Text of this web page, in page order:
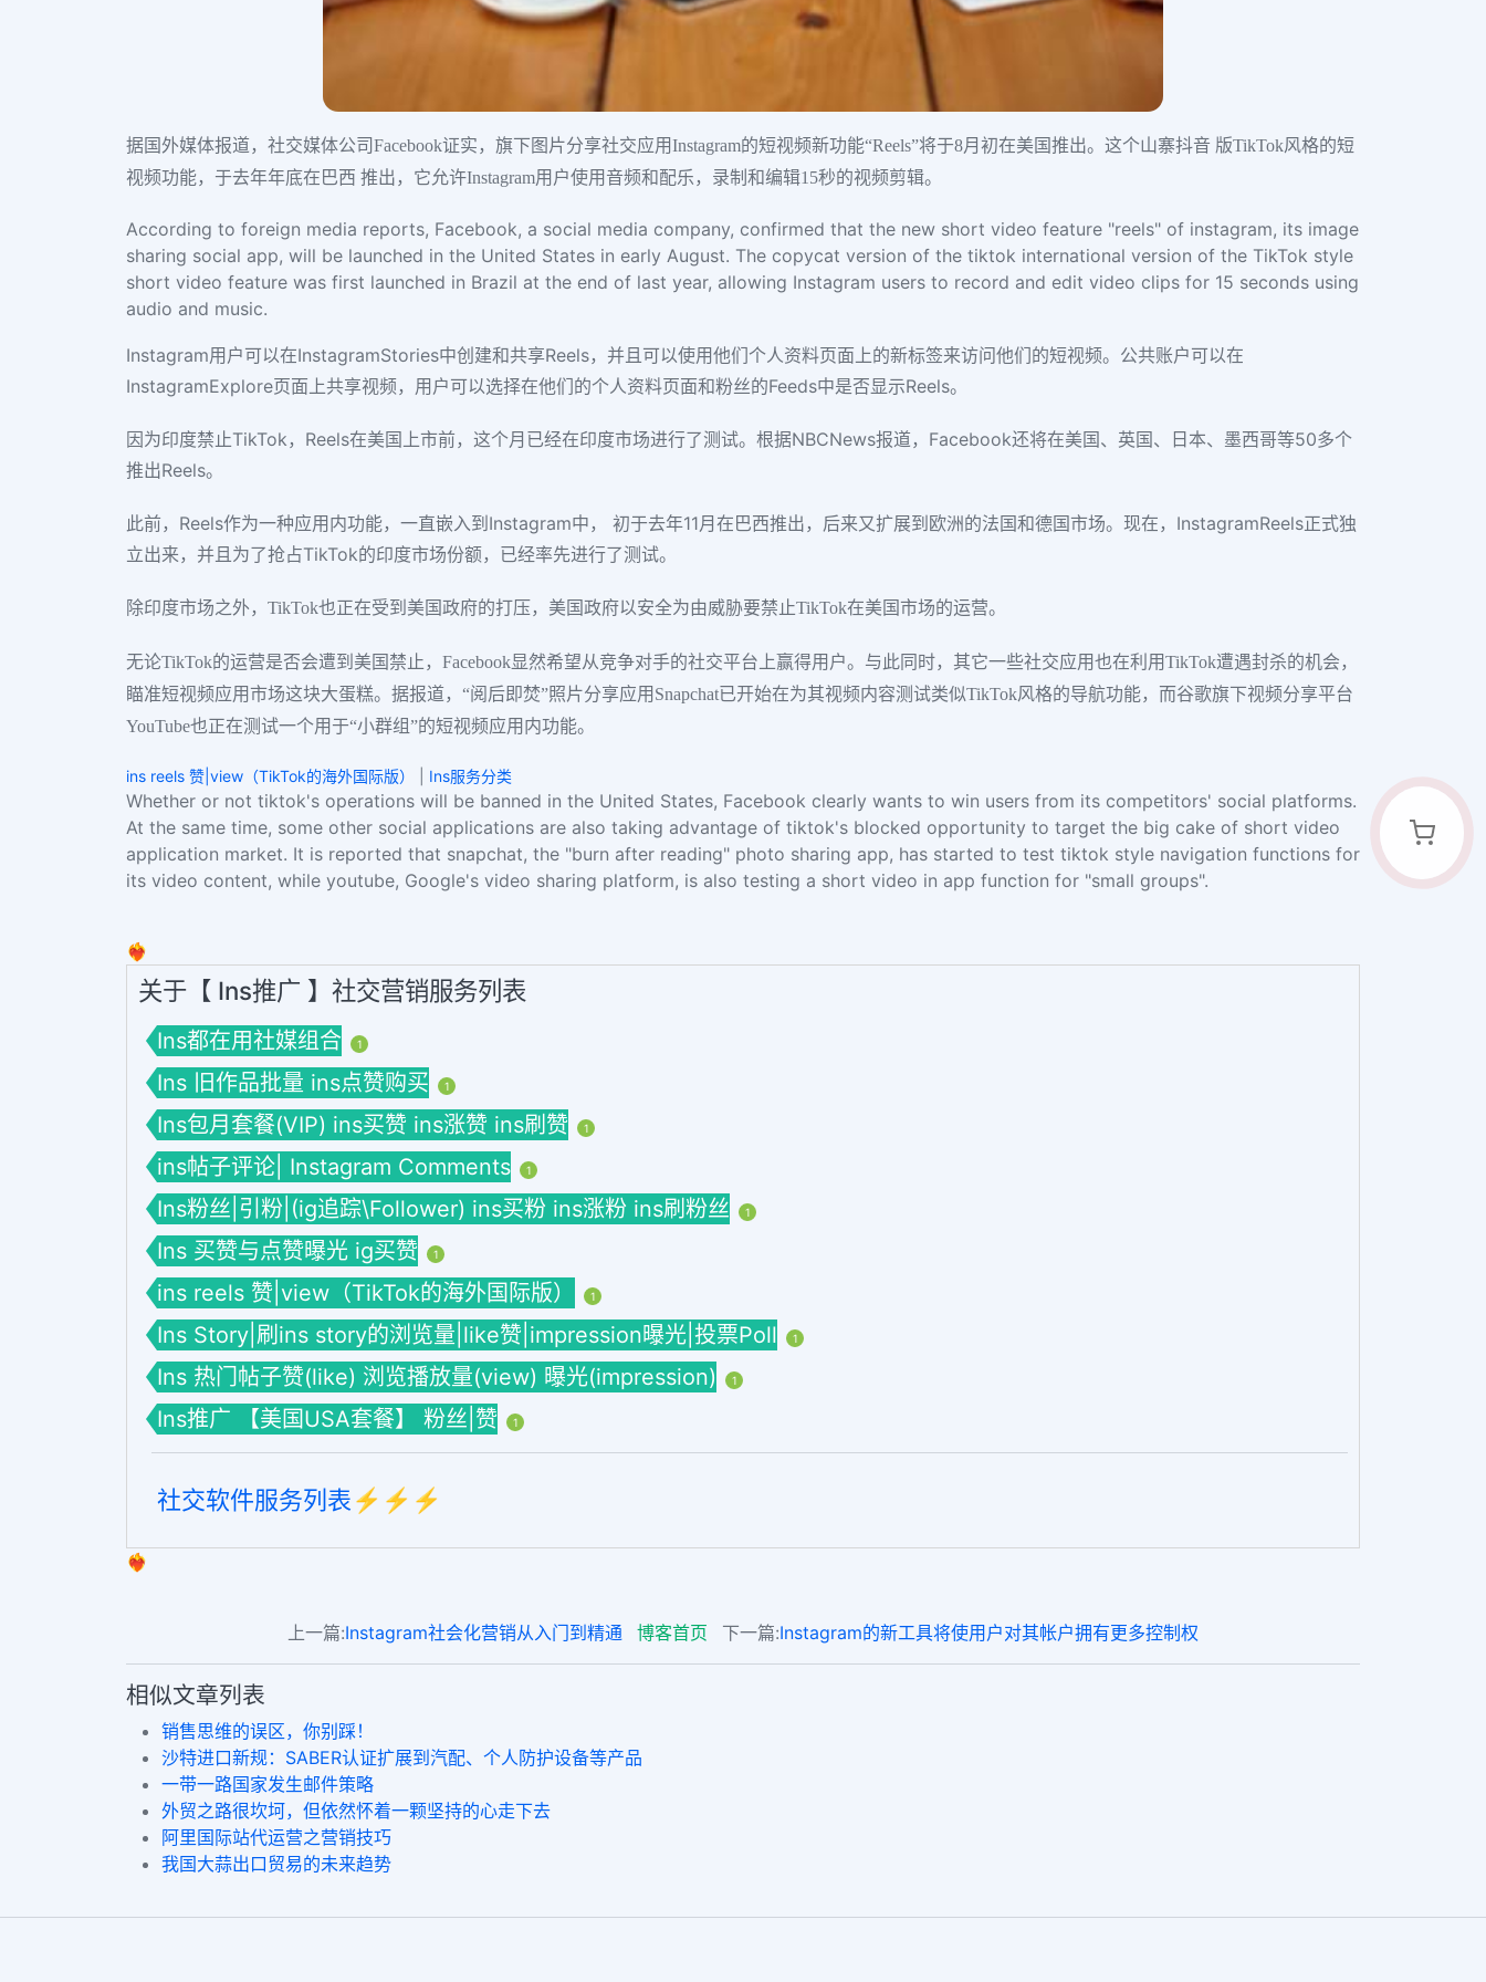
据国外媒体报道，社交媒体公司Facebook证实，旗下图片分享社交应用Instagram的短视频新功能“Reels”将于8月初在美国推出。这个山寨抖音 版TikTok风格的短
视频功能，于去年年底在巴西 推出，它允许Instagram用户使用音频和配乐，录制和编辑15秒的视频剪辑。
According to foreign media reports, Facebook, a social media company, confirmed that the new short video feature "reels" of instagram, its image
sharing social app, will be launched in the United States in early August. The copycat version of the tiktok international version of the TikTok style
short video feature was first launched in Brazil at the end of last year, allowing Instagram users to record and edit video clips for 15 seconds using
audio and music.
Instagram用户可以在InstagramStories中创建和共享Reels，并且可以使用他们个人资料页面上的新标签来访问他们的短视频。公共账户可以在
InstagramExplore页面上共享视频，用户可以选择在他们的个人资料页面和粉丝的Feeds中是否显示Reels。
因为印度禁止TikTok，Reels在美国上市前，这个月已经在印度市场进行了测试。根据NBCNews报道，Facebook还将在美国、英国、日本、墨西哥等50多个
推出Reels。
此前，Reels作为一种应用内功能，一直嵌入到Instagram中， 初于去年11月在巴西推出，后来又扩展到欧洲的法国和德国市场。现在，InstagramReels正式独
立出来，并且为了抢占TikTok的印度市场份额，已经率先进行了测试。
除印度市场之外，TikTok也正在受到美国政府的打压，美国政府以安全为由威胁要禁止TikTok在美国市场的运营。
无论TikTok的运营是否会遭到美国禁止，Facebook显然希望从竞争对手的社交平台上赢得用户。与此同时，其它一些社交应用也在利用TikTok遭遇封杀的机会，
瞄准短视频应用市场这块大蛋糕。据报道，“阅后即焚”照片分享应用Snapchat已开始在为其视频内容测试类似TikTok风格的导航功能，而谷歌旗下视频分享平台
YouTube也正在测试一个用于“小群组”的短视频应用内功能。
ins reels 赞|view（TikTok的海外国际版） Ins服务分类
Whether or not tiktok's operations will be banned in the United States, Facebook clearly wants to win users from its competitors' social platforms.
At the same time, some other social applications are also taking advantage of tiktok's blocked opportunity to target the big cake of short video
application market. It is reported that snapchat, the "burn after reading" photo sharing app, has started to test tiktok style navigation functions for
its video content, while youtube, Google's video sharing platform, is also testing a short video in app function for "small groups".
❤️‍🔥
关于【 Ins推广 】社交营销服务列表
Ins都在用社媒组合 1
Ins 旧作品批量 ins点赞购买 1
Ins包月套餐(VIP) ins买赞 ins涨赞 ins刷赞 1
ins帖子评论| Instagram Comments 1
Ins粉丝|引粉|(ig追踪\Follower) ins买粉 ins涨粉 ins刷粉丝 1
Ins 买赞与点赞曝光 ig买赞 1
ins reels 赞|view（TikTok的海外国际版） 1
Ins Story|刷ins story的浏览量|like赞|impression曝光|投票Poll 1
Ins 热门帖子赞(like) 浏览播放量(view) 曝光(impression) 1
Ins推广 【美国USA套餐】 粉丝|赞 1
社交软件服务列表⚡️⚡️⚡️
❤️‍🔥
上一篇:Instagram社会化营销从入门到精通 博客首页 下一篇:Instagram的新工具将使用户对其帐户拥有更多控制权
相似文章列表
销售思维的误区，你别踩！
沙特进口新规：SABER认证扩展到汽配、个人防护设备等产品
一带一路国家发生邮件策略
外贸之路很坎坷，但依然怀着一颗坚持的心走下去
阿里国际站代运营之营销技巧
我国大蒜出口贸易的未来趋势